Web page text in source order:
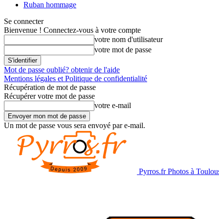
Ruban hommage
Se connecter
Bienvenue ! Connectez-vous à votre compte
votre nom d'utilisateur
votre mot de passe
Mot de passe oublié? obtenir de l'aide
Mentions légales et Politique de confidentialité
Récupération de mot de passe
Récupérer votre mot de passe
votre e-mail
Un mot de passe vous sera envoyé par e-mail.
Pyrros.fr Photos à